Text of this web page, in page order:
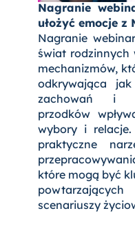
Nagranie
ułożyć emocje z
Nagranie
świat rodzinnych
mechanizmów,
odkrywająca
zachowań i
przodków
wybory i relacje.
praktyczne
które mogą być
scenariuszy